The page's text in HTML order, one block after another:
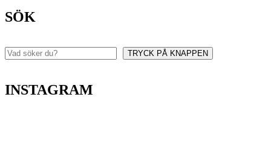
SÖK
Sök TRYCK PÅ KNAPPEN
INSTAGRAM